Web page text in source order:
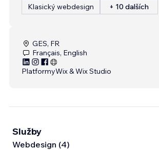
Klasický webdesign
+ 10 dalších
GES, FR
Français, English
PlatformyWix & Wix Studio
Služby
Webdesign (4)